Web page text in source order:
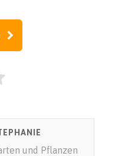
und Pflanzen